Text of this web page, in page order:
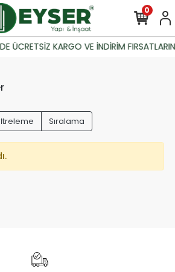
ÜCRETSİZ KARGO VE İNDİRİM
0
Sıralama